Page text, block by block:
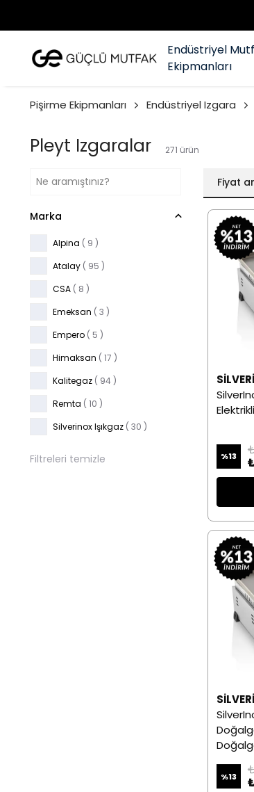
Endüstriyel
Ekipmanları
Pişirme Ekipmanları Endüstriyel Izgara
Pleyt Izgaralar 271 ürün
Fiyat
Marka
Alpina ( 9 )
Atalay ( 95 )
CSA ( 8 )
Emeksan ( 3 )
Empero ( 5 )
Himaksan ( 17 )
Kalitegaz ( 94 )
Remta ( 10 )
Silverinox Işıkgaz ( 30 )
Filtreleri temizle
Elektrikli
%13
%13